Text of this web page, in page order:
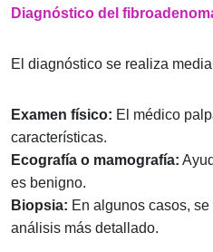
Diagnóstico del
El diagnóstico se realiza
Examen físico: El médico
características.
Ecografía o mamografía:
es benigno.
Biopsia: En algunos casos,
análisis más detallado.